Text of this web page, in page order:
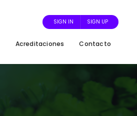
SIGN IN SIGN UP
Acreditaciones Contacto